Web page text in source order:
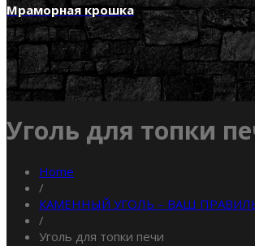
Мраморная крошка
Уголь для топки
Home
/
КАМЕННЫЙ УГОЛЬ – ВАШ
/
Уголь для топки печи